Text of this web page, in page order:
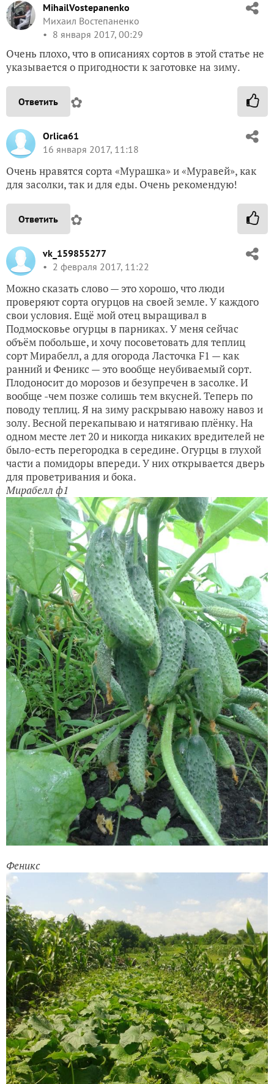
MihailVostepanenko
Михаил Востепаненко
8 января 2017, 00:29
Очень плохо, что в описаниях сортов в этой статье не
указывается о пригодности к заготовке на зиму.
Ответить ✿
Orlica61
16 января 2017, 11:18
Очень нравятся сорта «Мурашка» и «Муравей», как
для засолки, так и для еды. Очень рекомендую!
Ответить ✿
vk_159855277
2 февраля 2017, 11:22
Можно сказать слово — это хорошо, что люди
проверяют сорта огурцов на своей земле. У каждого
свои условия. Ещё мой отец выращивал в
Подмосковье огурцы в парниках. У меня сейчас
объём побольше, и хочу посоветовать для теплиц
сорт Мирабелл, а для огорода Ласточка F1 — как
ранний и Феникс — это вообще неубиваемый сорт.
Плодоносит до морозов и безупречен в засолке. И
вообще -чем позже солишь тем вкусней. Теперь по
поводу теплиц. Я на зиму раскрываю навожу навоз и
золу. Весной перекапываю и натягиваю плёнку. На
одном месте лет 20 и никогда никаких вредителей не
было-есть перегородка в середине. Огурцы в глухой
части а помидоры впереди. У них открывается дверь
для проветривания и бока.
Мирабелл ф1
Феникс